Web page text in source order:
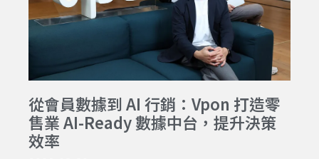
從會員數據到 AI 行銷：Vpon 打造零
售業 AI-Ready 數據中台，提升決策
效率